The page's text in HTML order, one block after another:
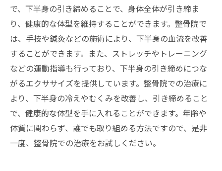
で、下半身の引き締めることで、身体全体が引き締ま
り、健康的な体型を維持することができます。整骨院で
は、手技や鍼灸などの施術により、下半身の血流を改善
することができます。また、ストレッチやトレーニング
などの運動指導も行っており、下半身の引き締めにつな
がるエクササイズを提供しています。整骨院での治療に
より、下半身の冷えやむくみを改善し、引き締めること
で、健康的な体型を手に入れることができます。年齢や
体質に関わらず、誰でも取り組める方法ですので、是非
一度、整骨院での治療をお試しください。